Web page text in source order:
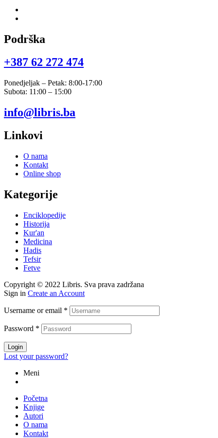
Podrška
+387 62 272 474​
Ponedjeljak – Petak: 8:00-17:00
Subota: 11:00 – 15:00
info@libris.ba
Linkovi
O nama
Kontakt
Online shop
Kategorije
Enciklopedije
Historija
Kur'an
Medicina
Hadis
Tefsir
Fetve
Copyright © 2022 Libris. Sva prava zadržana
Sign in Create an Account
Username or email *
Password *
Login
Lost your password?
Meni
Početna
Knjige
Autori
O nama
Kontakt